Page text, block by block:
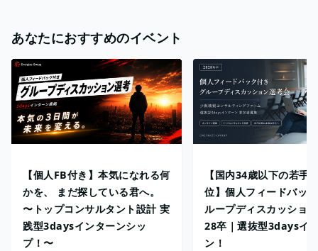
あなたにおすすめのイベント
【個人FB付き】本気になれる何
かを、 まだ探している君へ。
〜トップコンサルタント設計 実
践型3daysインターンシッ
プ！〜
【国内34歳以下の若手
位】個人フィードバッ
ループディスカッショ
28卒｜選抜型3daysイ
ン！